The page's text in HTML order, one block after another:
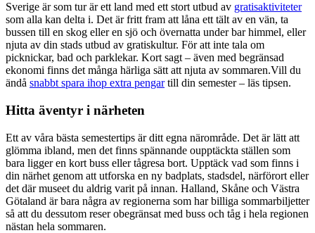
Sverige är som tur är ett land med ett stort utbud av gratisaktiviteter
som alla kan delta i. Det är fritt fram att låna ett tält av en vän, ta
bussen till en skog eller en sjö och övernatta under bar himmel, eller
njuta av din stads utbud av gratiskultur. För att inte tala om
picknickar, bad och parklekar. Kort sagt – även med begränsad
ekonomi finns det många härliga sätt att njuta av sommaren.Vill du
ändå snabbt spara ihop extra pengartill din semester – läs tipsen.
Hitta äventyr i närheten
Ett av våra bästa semestertips är ditt egna närområde. Det är lätt att
glömma ibland, men det finns spännande oupptäckta ställen som
bara ligger en kort buss eller tågresa bort. Upptäck vad som finns i
din närhet genom att utforska en ny badplats, stadsdel, närförort eller
det där museet du aldrig varit på innan. Halland, Skåne och Västra
Götaland är bara några av regionerna som har billiga sommarbiljetter
så att du dessutom reser obegränsat med buss och tåg i hela regionen
nästan hela sommaren.